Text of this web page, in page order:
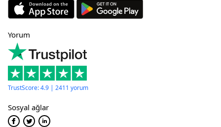
Yorum
TrustScore: 4.9 | 2411 yorum
Sosyal ağlar